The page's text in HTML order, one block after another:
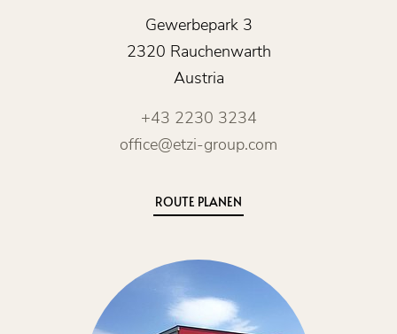
Gewerbepark 3
2320 Rauchenwarth
Austria
+43 2230 3234
office@etzi-group.com
ROUTE PLANEN